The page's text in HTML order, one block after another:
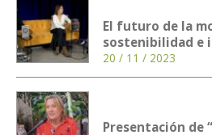
El futuro de la
sostenibilidad e
20 / 11 / 2023
Presentación de